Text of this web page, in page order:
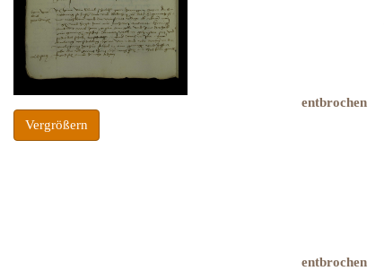
Vergrößern
entbrochen
entbrochen